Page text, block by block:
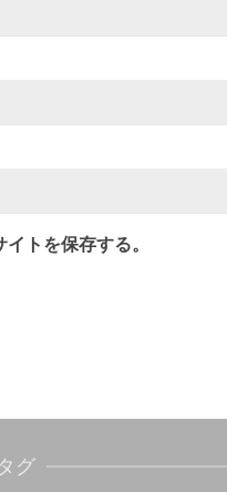
トを保存する。
グ